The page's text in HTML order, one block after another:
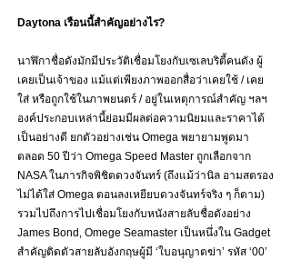
Daytona เรือนนี้สำคัญอย่างไร?
นาฬิกาชื่อดังมักมีประวัติเชื่อมโยงกับเซเลบริตี้คนดัง ผู้
เคยเป็นเจ้าของ แม้แต่เพียงภาพออกสื่อว่าเคยใช้ / เคย
ใส่ หรือถูกใช้ในภาพยนตร์ / อยู่ในเหตุการณ์สำคัญ ฯลฯ
องค์ประกอบเหล่านี้ย่อมมีผลต่อความนิยมและราคาได้
เป็นอย่างดี ยกตัวอย่างเช่น Omega พยายามพูดมา
ตลอด 50 ปีว่า Omega Speed Master ถูกเลือกจาก
NASA ในภารกิจพิชิตดวงจันทร์ (ถึงแม้ว่านิล อามสตรอง
ไม่ได้ใส่ Omega ตอนลงเหยียบดวงจันทร์จริง ๆ ก็ตาม)
รวมไปถึงการไปเชื่อมโยงกับหนังสายลับชื่อดังอย่าง
James Bond, Omege Seamaster เป็นหนึ่งใน Gadget
สำคัญติดตัวสายลับอังกฤษผู้มี ‘ใบอนุญาตฆ่า’ รหัส ‘00’